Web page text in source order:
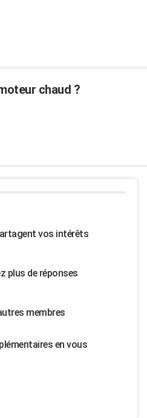
chaud ?
vos intérêts
plus de réponses
membres
en vous